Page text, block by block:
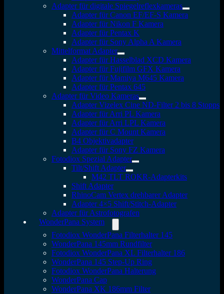
Adapter für digitale Spiegelreflexkameras
Adapter für Canon EF/EF-S Kamera
Adapter für Nikon F Kamera
Adapter für Pentax K
Adapter für Sony Alpha A Kamera
Mittelformat Adapter
Adapter für Hasselblad XCD Kamera
Adapter für Fujifilm GFX Kamera
Adapter für Mamiya M645 Kamera
Adapter für Pentax 645
Adapter für Video Kameras
Adapter Vizelex Cine ND-Filter 2 bis 8 Stopps
Adapter für Arri PL Kamera
Adapter für Arri LPL Kamera
Adapter für C Mount Kamera
B4 Objektivadapter
Adapter für Sony FZ Kamera
Fotodiox Spezial Adapter
Tilt/Shift Adapter
M42 TLT ROKR-Adapterkits
Shift Adapter
RhinoCam Vertex drehbarer Adapter
Adapter 4×5 Shift/Stitch-Adapter
Adapter für Astrofotografen
WonderPana System
Fotodiox WonderPana Filterhalter 145
WonderPana 145mm Rundfilter
Fotodiox WonderPana XL Filterhalter 186
WonderPana 145 Step-Up Ring
Fotodiox WonderPana Halterung
WonderPana Cap
WonderPana XK 186mm Filter